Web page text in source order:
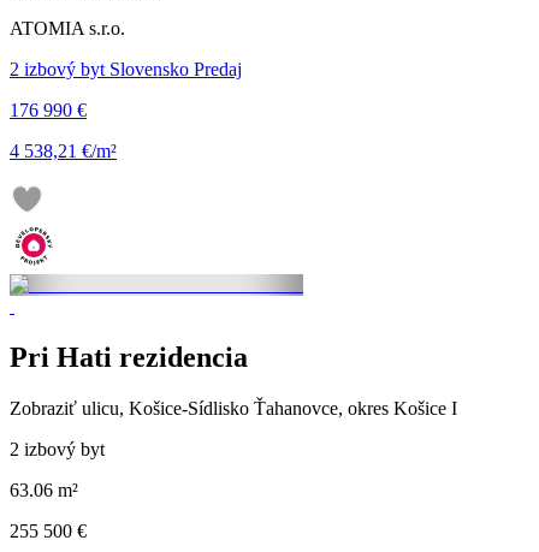
ATOMIA s.r.o.
2 izbový byt Slovensko Predaj
176 990 €
4 538,21 €/m²
Pri Hati rezidencia
Zobraziť ulicu, Košice-Sídlisko Ťahanovce, okres Košice I
2 izbový byt
63.06 m²
255 500 €